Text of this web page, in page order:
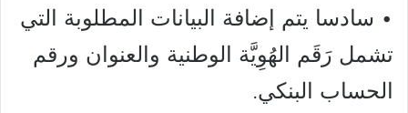
• سادسا يتم إضافة البيانات المطلوبة التي
تشمل رَقَم الهُوِيَّة الوطنية والعنوان ورقم
الحساب البنكي.